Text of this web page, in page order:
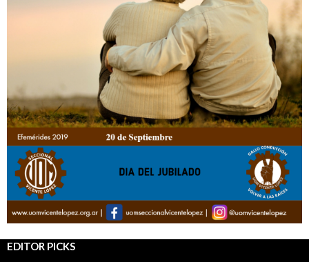
EDITOR PICKS